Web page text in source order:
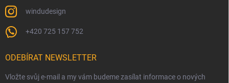
windudesign
+420 725 157 752
ODEBÍRAT NEWSLETTER
Vložte svůj e-mail a my vám budeme zasílat informace o nových